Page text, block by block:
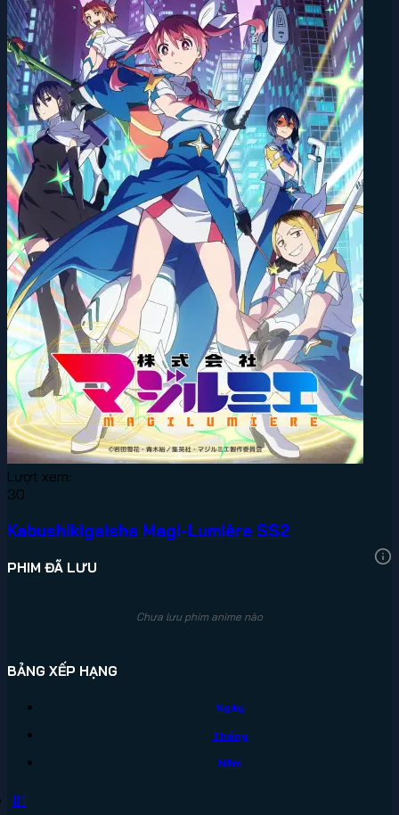
Lượt xem:
30
Kabushikigaisha Magi-Lumière SS2
PHIM ĐÃ LƯU
Chưa lưu phim anime nào
BẢNG XẾP HẠNG
Ngày
Tháng
Năm
#1